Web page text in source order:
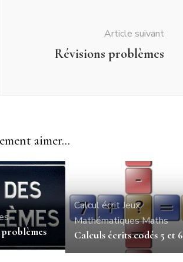
Article suivant
Révisions problèmes
aimer...
Calcul écritJeux
MathématiquesMaths
Calculs écrits codés 5 et 6